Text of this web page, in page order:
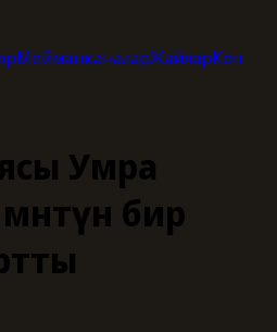
МейманканаларЖайларКөп
Умра
бир